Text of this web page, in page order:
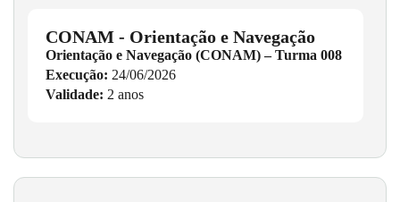
CONAM - Orientação e Navegação
Orientação e Navegação (CONAM) – Turma 008
Execução: 24/06/2026
Validade: 2 anos